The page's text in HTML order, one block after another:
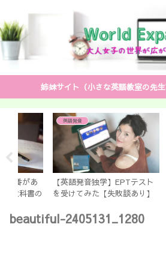
姉妹サイト（小さな英語教室の先
テスト
談あり】
うた歌詞English
【歌で英語学習】3代目J Soul
brothers “Rat-tat -tat”の歌
beautiful-2405131_1280